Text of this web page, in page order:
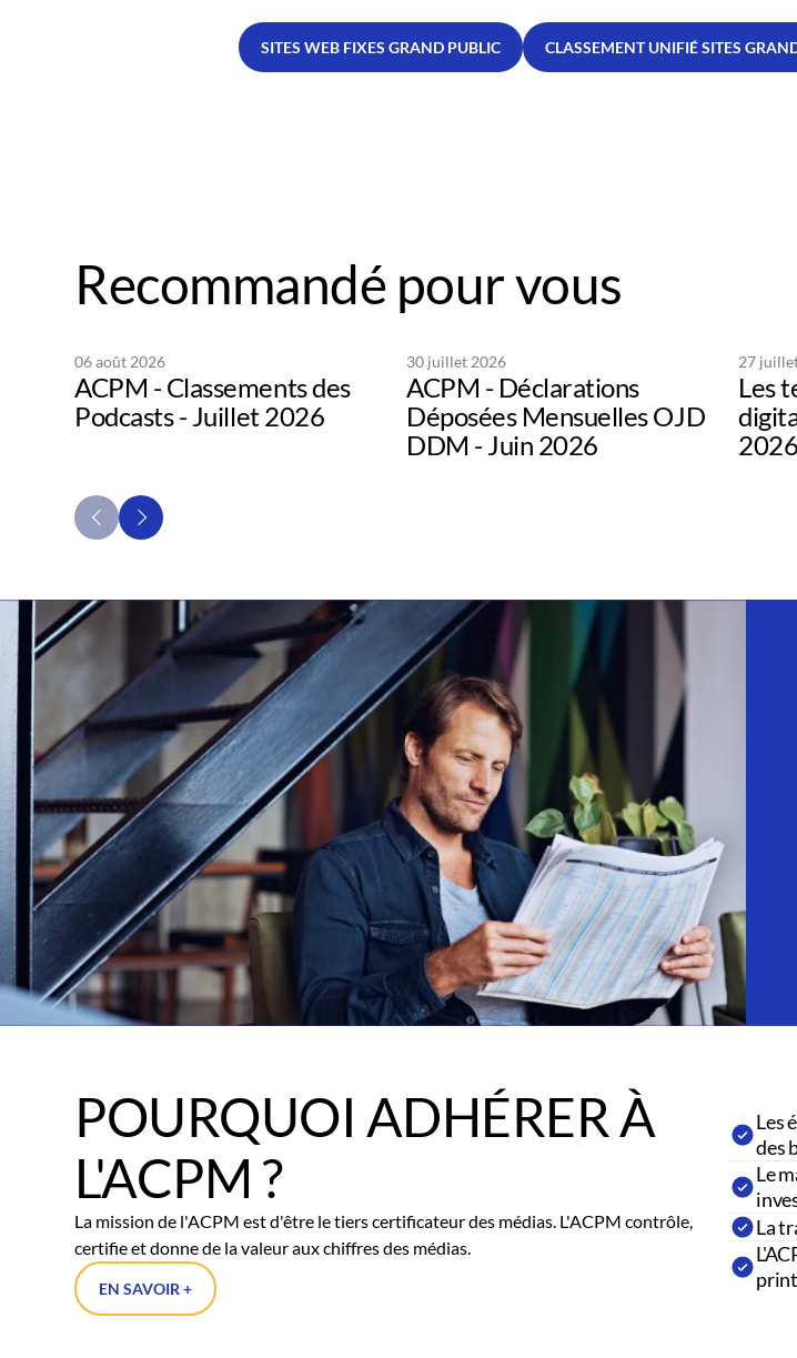
SITES WEB FIXES GRAND PUBLIC CLASSEMENT UNIFIÉ SITES
Recommandé pour vous
06 août 2026
ACPM - Classements des
Podcasts - Juillet 2026
30 juillet 2026
ACPM - Déclarations
Déposées Mensuelles OJD
DDM - Juin 2026
27
Les
2026
POURQUOI ADHÉRER À
L'ACPM ?
La mission de l'ACPM est d'être le tiers certificateur des médias. L'ACPM contrôle,
certifie et donne de la valeur aux chiffres des médias.
EN SAVOIR +
Les
des
Le
La